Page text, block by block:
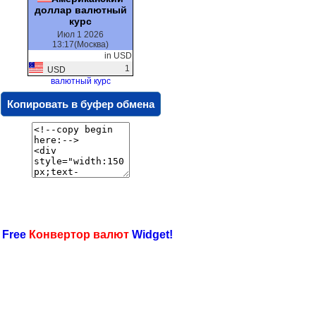
доллар валютный
курс
Июл 1 2026
13:17(Москва)
in USD
USD
1
валютный курс
Копировать в буфер обмена
Конвертор валют Widget!